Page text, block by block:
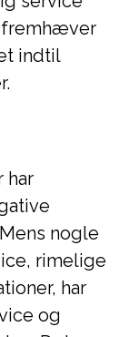
fremhæver
indtil
har
nogle
rimelige
har
og